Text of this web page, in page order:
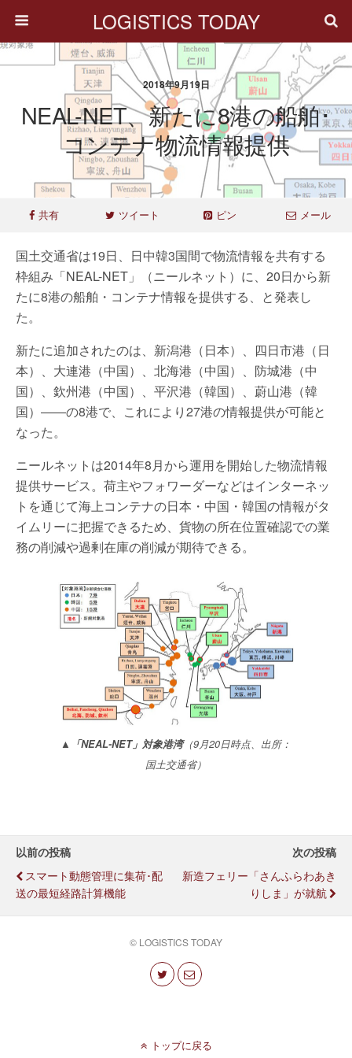
LOGISTICS TODAY
2018年9月19日
NEAL-NET、新たに8港の船舶･
コンテナ物流情報提供
共有 ツイート ピン メール
国土交通省は19日、日中韓3国間で物流情報を共有する
枠組み「NEAL-NET」（ニールネット）に、20日から新
たに8港の船舶・コンテナ情報を提供する、と発表し
た。
新たに追加されたのは、新潟港（日本）、四日市港（日
本）、大連港（中国）、北海港（中国）、防城港（中
国）、欽州港（中国）、平沢港（韓国）、蔚山港（韓
国）――の8港で、これにより27港の情報提供が可能と
なった。
ニールネットは2014年8月から運用を開始した物流情報
提供サービス。荷主やフォワーダーなどはインターネッ
トを通じて海上コンテナの日本・中国・韓国の情報がタ
イムリーに把握できるため、貨物の所在位置確認での業
務の削減や過剰在庫の削減が期待できる。
▲「NEAL-NET」対象港湾（9月20日時点、出所：
国土交通省）
以前の投稿
スマート動態管理に集荷･配
送の最短経路計算機能
次の投稿
新造フェリー「さんふらわあき
りしま」が就航
© LOGISTICS TODAY
トップに戻る